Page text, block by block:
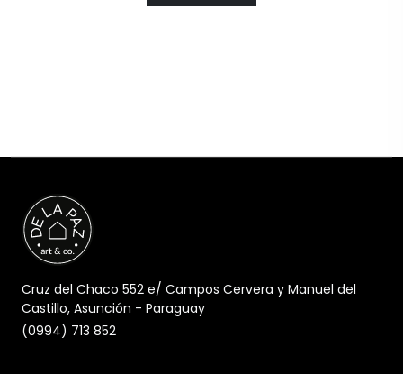
Cruz del Chaco 552 e/ Campos Cervera y Manuel del
Castillo, Asunción - Paraguay
(0994) 713 852